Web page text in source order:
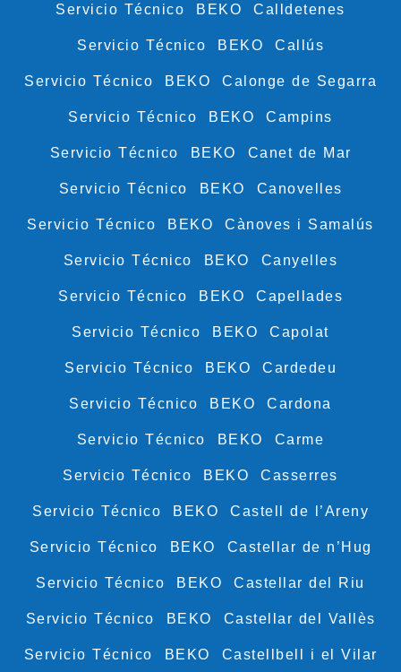
Servicio Técnico BEKO Calldetenes
Servicio Técnico BEKO Callús
Servicio Técnico BEKO Calonge de Segarra
Servicio Técnico BEKO Campins
Servicio Técnico BEKO Canet de Mar
Servicio Técnico BEKO Canovelles
Servicio Técnico BEKO Cànoves i Samalús
Servicio Técnico BEKO Canyelles
Servicio Técnico BEKO Capellades
Servicio Técnico BEKO Capolat
Servicio Técnico BEKO Cardedeu
Servicio Técnico BEKO Cardona
Servicio Técnico BEKO Carme
Servicio Técnico BEKO Casserres
Servicio Técnico BEKO Castell de l’Areny
Servicio Técnico BEKO Castellar de n’Hug
Servicio Técnico BEKO Castellar del Riu
Servicio Técnico BEKO Castellar del Vallès
Servicio Técnico BEKO Castellbell i el Vilar